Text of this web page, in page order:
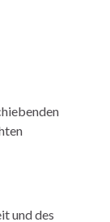
und des